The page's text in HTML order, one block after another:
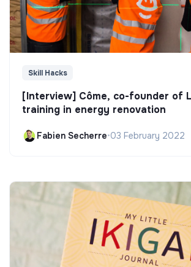
Skill Hacks
[Interview] Côme, co-founder of
training in energy renovation
Fabien Secherre•03 February 2022